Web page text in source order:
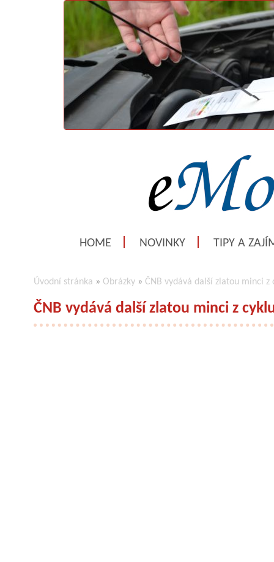
HOME NOVINKY TIPY A
Úvodní stránka » Obrázky » ČNB vydává další zlatou minci z
ČNB vydává další zlatou minci z